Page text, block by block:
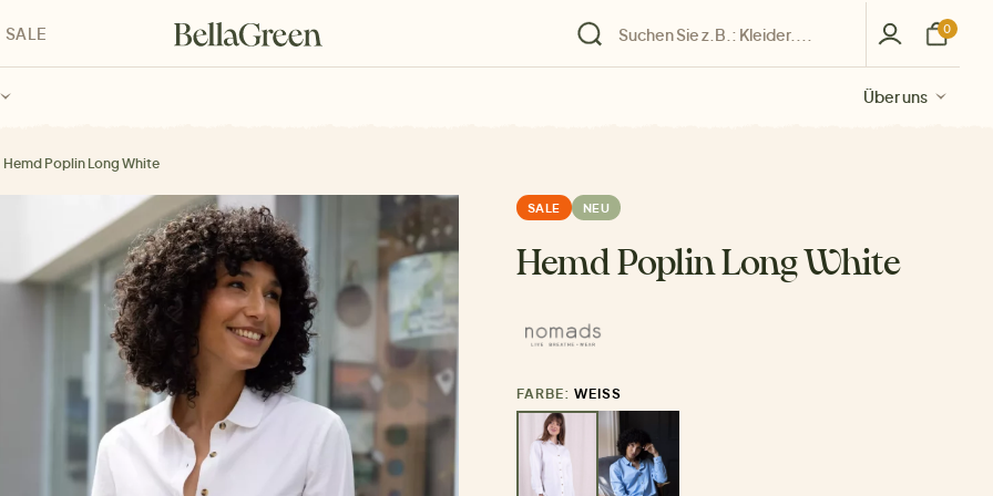
Über uns
Über uns
Über uns
für Kinder Über uns
SALE
Über uns
0
Hemd Poplin Long White
SALE NEU
Hemd Poplin Long White
FARBE: WEISS